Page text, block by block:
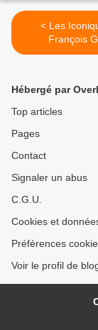
< Les Iconiques de
François
Hébergé par
Top articles
Pages
Contact
Signaler un abus
C.G.U.
Cookies et
Préférences
Voir le profil de